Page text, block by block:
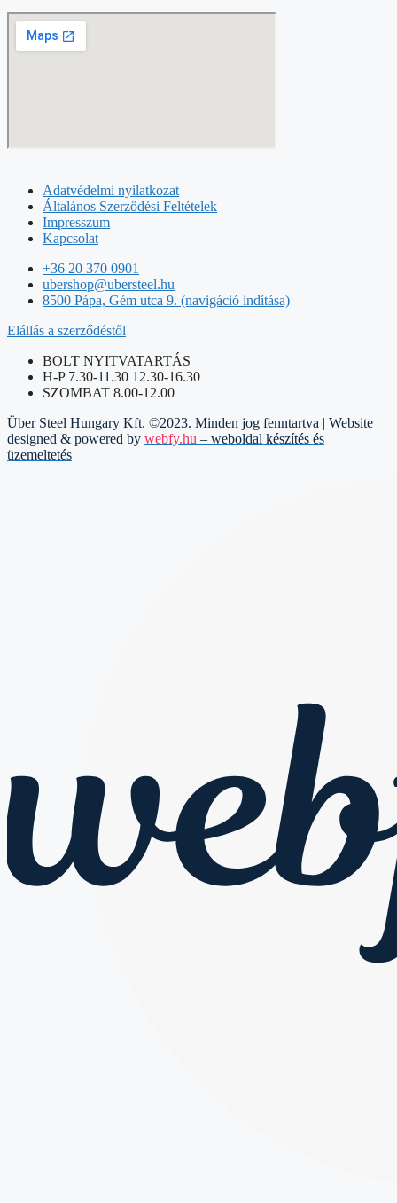
Adatvédelmi nyilatkozat
Általános Szerződési Feltételek
Impresszum
Kapcsolat
+36 20 370 0901
ubershop@ubersteel.hu
8500 Pápa, Gém utca 9. (navigáció indítása)
Elállás a szerződéstől
BOLT NYITVATARTÁS
H-P 7.30-11.30 12.30-16.30
SZOMBAT 8.00-12.00
Über Steel Hungary Kft. ©2023. Minden jog fenntartva | Website
designed & powered by webfy.hu – weboldal készítés és
üzemeltetés